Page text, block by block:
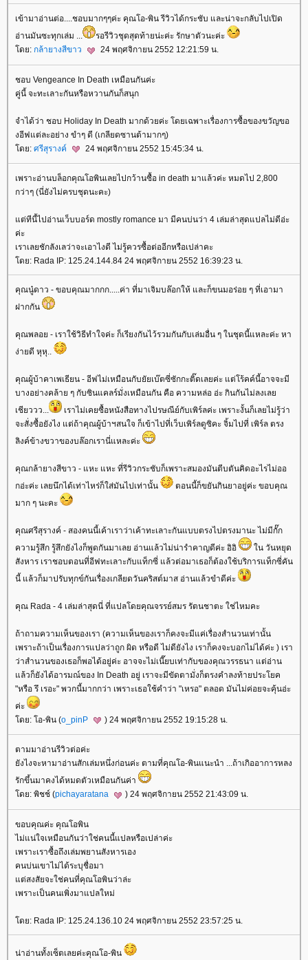
เข้ามาอ่านต่อ....ชอบมากๆๆค่ะ คุณโอ-พิน รีวิวได้กระชับ และน่าจะกลับไปเปิด
อ่านมันซะทุกเล่ม ...
รอรีวิวชุดสุดท้ายน่ะค่ะ รักษาตัวนะค่ะ
ดย: กล้ายางสีขาว 24 พฤศจิกายน 2552 12:21:59 น.
ชอบ Vengeance In Death เหมือนกันค่ะ
คู่นี้ จะทะเลาะกันหรือหวานกันก็สนุก
จำได้ว่า ชอบ Holiday In Death มากด้วยค่ะ โดยเฉพาะเรื่องการซื้อของขวัญขอ
งอีฟแต่ละอย่าง ขำๆ ดี (เกลียดซานต้ามากๆ)
ดย: ศรีสุรางค์ 24 พฤศจิกายน 2552 15:45:34 น.
เพราะอ่านบล็อกคุณโอพินเลยไปกว้านซื้อ in death มาแล้วค่ะ หมดไป 2,800
กว่าๆ (นี่ยังไม่ครบชุดนะคะ)
ต่ทีนี้ไปอ่านเว็บบอร์ด mostly romance มา มีคนบ่นว่า 4 เล่มล่าสุดแปลไม่ดีอ่ะ
ค่ะ
เราเลยชักลังเลว่าจะเอาไงดี ไม่รู้ควรซื้อต่ออีกหรือเปล่าคะ
ดย: Rada IP: 125.24.144.84 24 พฤศจิกายน 2552 16:39:23 น.
คุณนู๋ดาว - ขอบคุณมากกก.....ค่า ที่มาเจิมบล๊อกให้ และก็ขนมอร่อย ๆ ที่เอามา
ฝากกัน
คุณพลอย - เราใช้วิธีทำใจค่ะ ก็เรียงกันไว้รวมกันกับเล่มอื่น ๆ ในชุดนี้แหละค่ะ หา
ง่ายดี หุหุ..
คุณผู้บ้าคาเพเธียน - อีฟไม่เหมือนกับยัยเบ๊ตซี่ซักกะติ๊ดเลยค่ะ แต่โร้คค์นี้อาจจะมี
บางอย่างคล้าย ๆ กับซินแคลร์มั่งเหมือนกัน คือ ความหล่อ อ่ะ กินกันไม่ลงเล
เชียววว...
เราไม่เคยซื้อหนังสือทางไปรษณีย์กับเพิร์ลค่ะ เพราะงั้นก็เลยไม่รู้ว่า
จะสั่งซื้อยังไง แต่ถ้าคุณผู้บ้าฯสนใจ ก็เข้าไปที่เว็บเพิร์ลดูซิคะ จิ้มไปที่ เพิร์ล ตรง
ลิงค์ข้างขวาของบล๊อกเรานี่แหละค่ะ
คุณกล้ายางสีขาว - แหะ แหะ ที่รีวิวกระชับก็เพราะสมองมันตีบตันคิดอะไรไม่ออ
กอ่ะค่ะ เลยนึกได้เท่าไหร่ก็ใส่มันไปเท่านั้น
ตอนนี้ก็ขยันกินยาอยู่ค่ะ ขอบคุณ
มาก ๆ นะคะ
คุณศรีสุรางค์ - สองคนนี้เค้าเราว่าเค้าทะเลาะกันแบบตรงไปตรงมานะ ไม่มีกั๊ก
ความรู้สึก รู้สึกยังไงก็พูดกันมาเลย อ่านแล้วไม่น่ารำคาญดีค่ะ อิอิ
น วันหยุด
สังหาร เราชอบตอนที่อีฟทะเลาะกับแท็กซี่ แล้วต่อมาเธอก็ต้องใช้บริการแท็กซี่คัน
นี้ แล้วก็มาปรับทุกข์กันเรื่องเกลียดวันคริสต์มาส อ่านแล้วขำดีค่ะ
คุณ Rada - 4 เล่มล่าสุดนี่ ที่แปลโดยคุณจรรย์สมร รัตนชาตะ ใช่ไหมคะ
ถ้าถามความเห็นของเรา (ความเห็นของเราก็คงจะมีแค่เรื่องสำนวนเท่านั้น
เพราะถ้าเป็นเรื่องการแปลว่าถูก ผิด หรือดี ไม่ดียังไง เราก็คงจะบอกไม่ได้ค่ะ ) เรา
ว่าสำนวนของเธอก็พอได้อยู่ค่ะ อาจจะไม่เนี๊ยบเท่ากับของคุณวรรธนา แต่อ่าน
ล้วก็ยังได้อารมณ์ของ In Death อยู่ เราจะมีขัดตามั่งก็ตรงคำลงท้ายประโยค
"หรือ รึ เรอะ" พวกนี้มากกว่า เพราะเธอใช้คำว่า "เหรอ" ตลอด มันไม่ค่อยจะคุ้นอ่ะ
ค่ะ
ดย: โอ-พิน (o_pinP ) 24 พฤศจิกายน 2552 19:15:28 น.
ตามมาอ่านรีวิวต่อค่ะ
ังไงจะหามาอ่านสักเล่มหนึ่งก่อนค่ะ ตามที่คุณโอ-พินแนะนำ ...ถ้าเกิออาการหลง
รักขึ้นมาคงได้หมดตัวเหมือนกันค่า
ดย: พิชช์ (pichayaratana ) 24 พฤศจิกายน 2552 21:43:09 น.
ขอบคุณค่ะ คุณโอพิน
ไม่แน่ใจเหมือนกันว่าใช่คนนี้แปลหรือเปล่าค่ะ
เพราะเราซื้อถึงเล่มพยานสังหารเอง
คนบ่นเขาไม่ได้ระบุชื่อมา
ต่สงสัยจะใช่คนที่คุณโอพินว่าล่ะ
เพราะเป็นคนเพิ่งมาแปลใหม่
ดย: Rada IP: 125.24.136.10 24 พฤศจิกายน 2552 23:57:25 น.
น่าอ่านทั้งเซ็ตเลยค่ะคุณโอ-พิน